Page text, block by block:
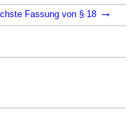
Fassung von § 18 →